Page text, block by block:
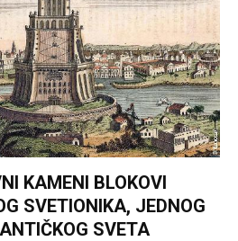
KAMENI BLOKOVI
SVETIONIKA, JEDNOG
SVETA